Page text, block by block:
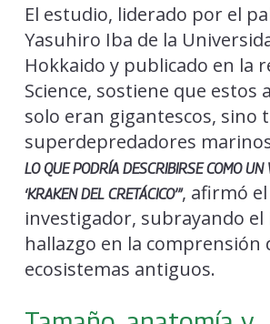
El estudio, liderado por el
Yasuhiro Iba de la
Hokkaido y publicado en la
Science, sostiene que estos
solo eran gigantescos, sino
superdepredadores
LO QUE PODRÍA DESCRIBIRSE COMO UN
‘KRAKEN DEL CRETÁCICO’”, afirmó el
investigador, subrayando el
hallazgo en la comprensión
ecosistemas antiguos.